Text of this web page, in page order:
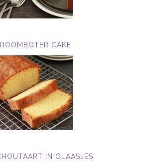
ROOMBOTER CAKE
IN GLAASJES